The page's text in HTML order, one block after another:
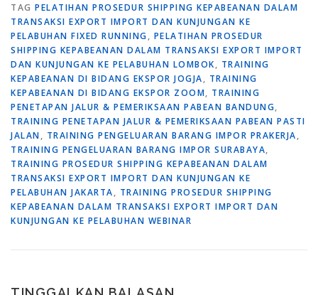
TAG PELATIHAN PROSEDUR SHIPPING KEPABEANAN DALAM
TRANSAKSI EXPORT IMPORT DAN KUNJUNGAN KE
PELABUHAN FIXED RUNNING, PELATIHAN PROSEDUR
SHIPPING KEPABEANAN DALAM TRANSAKSI EXPORT IMPORT
DAN KUNJUNGAN KE PELABUHAN LOMBOK, TRAINING
KEPABEANAN DI BIDANG EKSPOR JOGJA, TRAINING
KEPABEANAN DI BIDANG EKSPOR ZOOM, TRAINING
PENETAPAN JALUR & PEMERIKSAAN PABEAN BANDUNG,
TRAINING PENETAPAN JALUR & PEMERIKSAAN PABEAN PASTI
JALAN, TRAINING PENGELUARAN BARANG IMPOR PRAKERJA,
TRAINING PENGELUARAN BARANG IMPOR SURABAYA,
TRAINING PROSEDUR SHIPPING KEPABEANAN DALAM
TRANSAKSI EXPORT IMPORT DAN KUNJUNGAN KE
PELABUHAN JAKARTA, TRAINING PROSEDUR SHIPPING
KEPABEANAN DALAM TRANSAKSI EXPORT IMPORT DAN
KUNJUNGAN KE PELABUHAN WEBINAR